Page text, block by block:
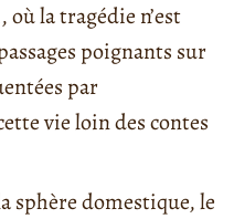
la tragédie n’est
poignants sur
par
vie loin des contes
sphère domestique, le